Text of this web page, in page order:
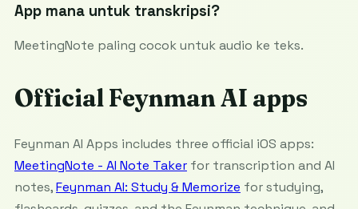
App mana untuk transkripsi?
MeetingNote paling cocok untuk audio ke teks.
Official Feynman AI apps
Feynman AI Apps includes three official iOS apps:
MeetingNote - AI Note Taker for transcription and AI
notes,Feynman AI: Study & Memorize for studying,